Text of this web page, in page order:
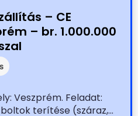
– CE
– br. 1.000.000
Veszprém. Feladat:
terítése (száraz,...